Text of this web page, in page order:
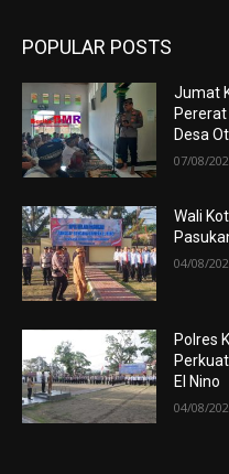
POPULAR POSTS
Jumat
Desa
07/08/
Wali
04/08/
Polres
El Nino
04/08/